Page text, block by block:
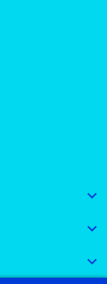


